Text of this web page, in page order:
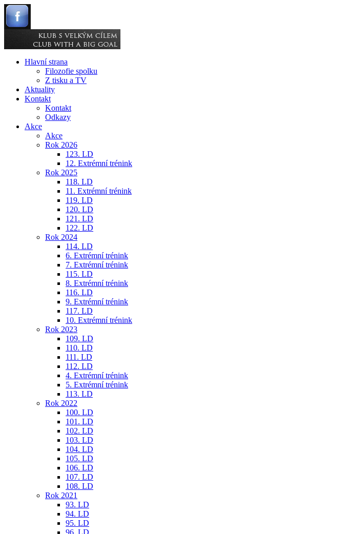
Hlavní strana
Filozofie spolku
Z tisku a TV
Aktuality
Kontakt
Kontakt
Odkazy
Akce
Akce
Rok 2026
123. LD
12. Extrémní trénink
Rok 2025
118. LD
11. Extrémní trénink
119. LD
120. LD
121. LD
122. LD
Rok 2024
114. LD
6. Extrémní trénink
7. Extrémní trénink
115. LD
8. Extrémní trénink
116. LD
9. Extrémní trénink
117. LD
10. Extrémní trénink
Rok 2023
109. LD
110. LD
111. LD
112. LD
4. Extrémní trénink
5. Extrémní trénink
113. LD
Rok 2022
100. LD
101. LD
102. LD
103. LD
104. LD
105. LD
106. LD
107. LD
108. LD
Rok 2021
93. LD
94. LD
95. LD
96. LD